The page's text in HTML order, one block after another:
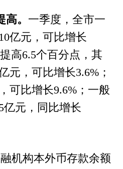
。 一季度，全市一
亿元， 可比增长
高6.5个百分点，其
元，可比增长3.6%；
可比增长9.6%； 一般
亿元，同比增长
机构本外币存款余额